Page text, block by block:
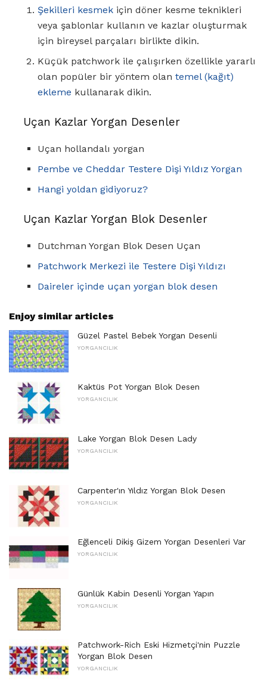
Şekilleri kesmek için döner kesme teknikleri
veya şablonlar kullanın ve kazlar oluşturmak
için bireysel parçaları birlikte dikin.
Küçük patchwork ile çalışırken özellikle yararlı
olan popüler bir yöntem olan temel (kağıt)
ekleme kullanarak dikin.
Uçan Kazlar Yorgan Desenler
Uçan hollandalı yorgan
Pembe ve Cheddar Testere Dişi Yıldız Yorgan
Hangi yoldan gidiyoruz?
Uçan Kazlar Yorgan Blok Desenler
Dutchman Yorgan Blok Desen Uçan
Patchwork Merkezi ile Testere Dişi Yıldızı
Daireler içinde uçan yorgan blok desen
Enjoy similar articles
Güzel Pastel Bebek Yorgan Desenli
YORGANCILIK
Kaktüs Pot Yorgan Blok Desen
YORGANCILIK
Lake Yorgan Blok Desen Lady
YORGANCILIK
Carpenter'ın Yıldız Yorgan Blok Desen
YORGANCILIK
Eğlenceli Dikiş Gizem Yorgan Desenleri Var
YORGANCILIK
Günlük Kabin Desenli Yorgan Yapın
YORGANCILIK
Patchwork-Rich Eski Hizmetçi'nin Puzzle
Yorgan Blok Desen
YORGANCILIK